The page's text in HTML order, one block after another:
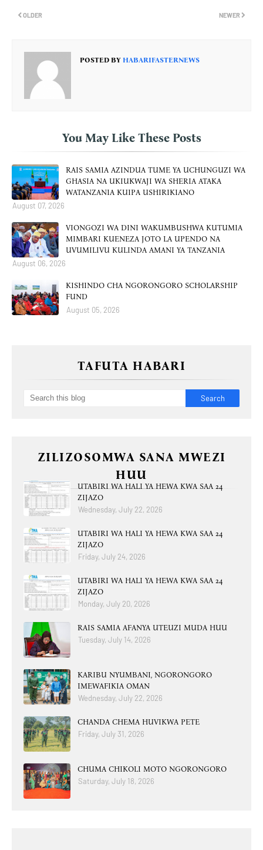
NEWER
OLDER
POSTED BY HABARIFASTERNEWS
You May Like These Posts
RAIS SAMIA AZINDUA TUME YA UCHUNGUZI WA
GHASIA NA UKIUKWAJI WA SHERIA ATAKA
WATANZANIA KUIPA USHIRIKIANO
August 07, 2026
VIONGOZI WA DINI WAKUMBUSHWA KUTUMIA
MIMBARI KUENEZA JOTO LA UPENDO NA
UVUMILIVU KULINDA AMANI YA TANZANIA
August 06, 2026
KISHINDO CHA NGORONGORO SCHOLARSHIP
FUND
August 05, 2026
TAFUTA HABARI
ZILIZOSOMWA SANA MWEZI
HUU
UTABIRI WA HALI YA HEWA KWA SAA 24
ZIJAZO
Wednesday, July 22, 2026
UTABIRI WA HALI YA HEWA KWA SAA 24
ZIJAZO
Friday, July 24, 2026
UTABIRI WA HALI YA HEWA KWA SAA 24
ZIJAZO
Monday, July 20, 2026
RAIS SAMIA AFANYA UTEUZI MUDA HUU
Tuesday, July 14, 2026
KARIBU NYUMBANI, NGORONGORO
IMEWAFIKIA OMAN
Wednesday, July 22, 2026
CHANDA CHEMA HUVIKWA PETE
Friday, July 31, 2026
CHUMA CHIKOLI MOTO NGORONGORO
Saturday, July 18, 2026